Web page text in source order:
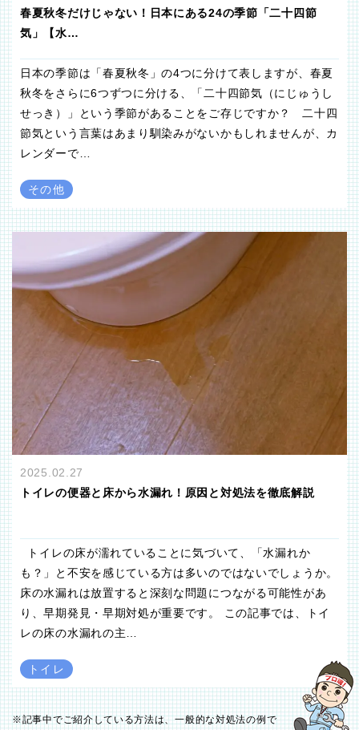
春夏秋冬だけじゃない！日本にある24の季節「二十四節
気」【水…
日本の季節は「春夏秋冬」の4つに分けて表しますが、春夏
秋冬をさらに6つずつに分ける、「二十四節気（にじゅうし
せっき）」という季節があることをご存じですか？ 二十四
節気という言葉はあまり馴染みがないかもしれませんが、カ
レンダーで…
その他
2025.02.27
トイレの便器と床から水漏れ！原因と対処法を徹底解説
トイレの床が濡れていることに気づいて、「水漏れか
も？」と不安を感じている方は多いのではないでしょうか。
床の水漏れは放置すると深刻な問題につながる可能性があ
り、早期発見・早期対処が重要です。 この記事では、トイ
レの床の水漏れの主…
トイレ
※記事中でご紹介している方法は、一般的な対処法の例で